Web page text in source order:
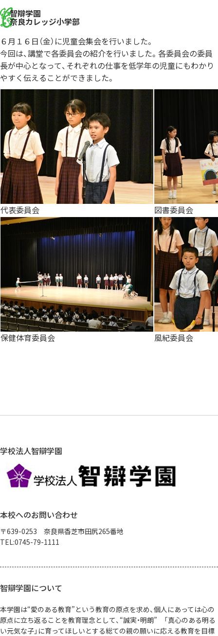
智辯学園
奈良カレッジ小学部
６月１６日（金）に児童会集会を行いました。
今回は、講堂で各委員会の紹介を行いました。各委員会の委員
長が中心となって、それぞれの仕事を低学年の児童にもわかり
やすく伝えることができました。
代表委員会 図書委員会
保健体育委員会 風紀委員会
学校法人智辯学園
本校へのお問い合わせ
〒639-0253 奈良県香芝市田尻265番地
TEL:0745-79-1111
智辯学園について
本学園は“愛のある教育”という教育の原点を求め、個人にあっては心の
原点に立ち返ることを教育理念として、“誠実・明朗” 「真心のある明る
い元気な子」に育ってほしいとする総ての親の願いに応える教育を目標